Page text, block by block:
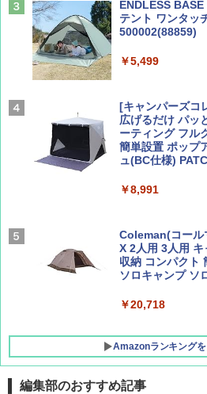
集】ボーイング
BE-PAL(ビ-パル
SOTO ミニマル"
￥1,500
￥2,277
新しい日本地理
解く (講談社現代
￥1,540
ENDLESS BASE
テント ワンタッ
500002(88859)
￥5,499
[キャンパーズコ
広げるだけ パッ
ーティング フル
簡単設置 ポップ
ュ(BC仕様)
￥8,991
Coleman(コール
X 2人用 3人用
収納 コンパクト
ソロキャンプ ソ
￥20,718
Amazonランキング
編集部のおすすめ記事